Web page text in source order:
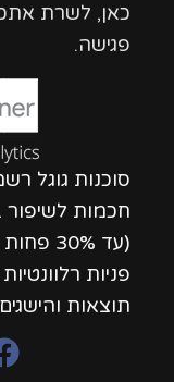
כאן, לשרת
פגישה.
סוכנות גוגל
חכמות לשיפור
(עד
פניות
תוצאות